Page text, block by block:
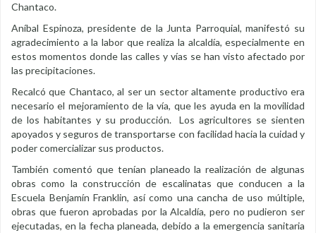
Chantaco.
Aníbal Espinoza, presidente de la Junta Parroquial, manifestó su
agradecimiento a la labor que realiza la alcaldía, especialmente en
estos momentos donde las calles y vías se han visto afectado por
las precipitaciones.
Recalcó que Chantaco, al ser un sector altamente productivo era
necesario el mejoramiento de la vía, que les ayuda en la movilidad
de los habitantes y su producción. Los agricultores se sienten
apoyados y seguros de transportarse con facilidad hacia la cuidad y
poder comercializar sus productos.
También comentó que tenían planeado la realización de algunas
obras como la construcción de escalinatas que conducen a la
Escuela Benjamín Franklin, así como una cancha de uso múltiple,
obras que fueron aprobadas por la Alcaldía, pero no pudieron ser
ejecutadas, en la fecha planeada, debido a la emergencia sanitaria